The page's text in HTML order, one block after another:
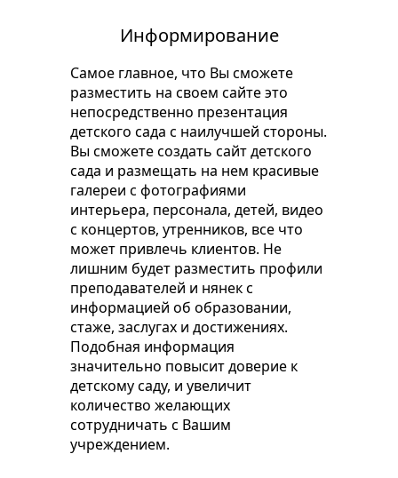
Информирование
Самое главное, что Вы сможете
разместить на своем сайте это
непосредственно презентация
детского сада с наилучшей стороны.
Вы сможете создать сайт детского
сада и размещать на нем красивые
галереи с фотографиями
интерьера, персонала, детей, видео
с концертов, утренников, все что
может привлечь клиентов. Не
лишним будет разместить профили
преподавателей и нянек с
информацией об образовании,
стаже, заслугах и достижениях.
Подобная информация
значительно повысит доверие к
детскому саду, и увеличит
количество желающих
сотрудничать с Вашим
учреждением.